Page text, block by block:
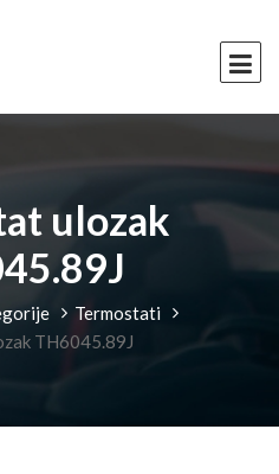
ulozak
Termostati
TH6045.89J